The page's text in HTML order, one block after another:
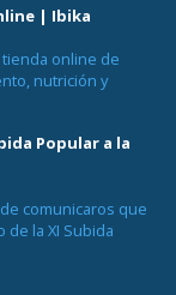
| Ibika
tienda online de
nutrición y
Popular a la
comunicaros que
la XI Subida